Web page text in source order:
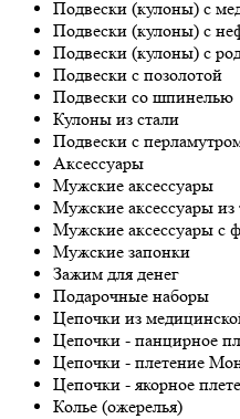
Подвески (кулоны) с
Подвески (кулоны) с
Подвески (кулоны) с
Подвески с позолотой
Подвески со шпинелью
Кулоны из стали
Подвески с
Аксессуары
Мужские аксессуары
Мужские аксессуары из
Мужские аксессуары с
Мужские запонки
Зажим для денег
Подарочные наборы
Цепочки из
Цепочки - панцирное
Цепочки - плетение
Цепочки - якорное
Колье (ожерелья)